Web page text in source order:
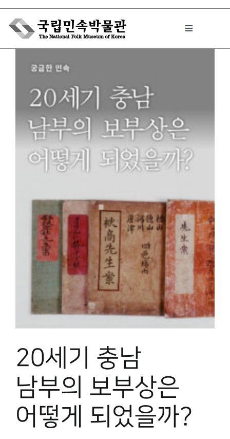
Skip
content
Toggle
박물관에서는
민속이야기
민속 인사이드
박물관 홈페이지
20세기 충남
남부의 보부상은
어떻게 되었을까?